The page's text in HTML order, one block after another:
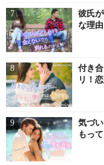
彼氏
な理由
付き
リ！
気づ
もっ